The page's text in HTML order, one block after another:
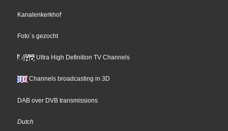
Kanalenkerkhof
Foto´s gezocht
Ultra High Definition TV Channels
Channels broadcasting in 3D
DAB over DVB transmissions
Dutch